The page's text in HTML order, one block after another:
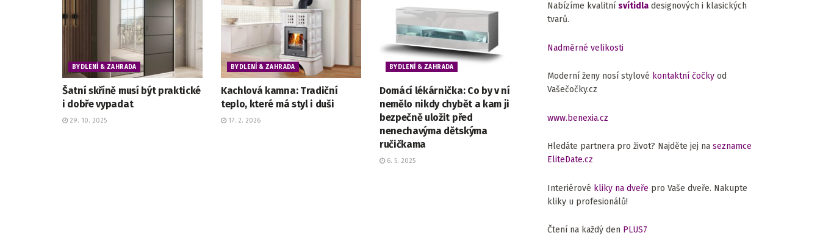
BYDLENÍ & ZAHRADA
Šatní skříně musí být praktické
i dobře vypadat
29. 10. 2025
BYDLENÍ & ZAHRADA
Kachlová kamna: Tradiční
teplo, které má styl i duši
17. 2. 2026
BYDLENÍ & ZAHRADA
Domácí lékárnička: Co by v ní
nemělo nikdy chybět a kam ji
bezpečně uložit před
nenechavýma dětskýma
ručičkama
6. 5. 2025
Nabízíme kvalitní svítidla designových i klasických
tvarů.
Nadměrné velikosti
Moderní ženy nosí stylové kontaktní čočky od
Vašečočky.cz
www.benexia.cz
Hledáte partnera pro život? Najděte jej na seznamce
EliteDate.cz
Interiérové kliky na dveře pro Vaše dveře. Nakupte
kliky u profesionálů!
Čtení na každý den PLUS7